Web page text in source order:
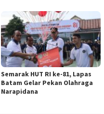
Semarak HUT RI ke-81, Lapas
Batam Gelar Pekan Olahraga
Narapidana